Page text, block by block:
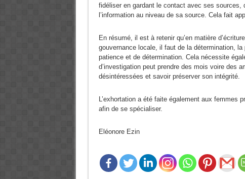
fidéliser en gardant le contact avec ses sources,
l’information au niveau de sa source. Cela fait
En résumé, il est à retenir qu’en matière
gouvernance locale, il faut de la détermination,
patience et de détermination. Cela nécessite
d’investigation peut prendre des mois voire des
désintéressées et savoir préserver son intégrité.
L’exhortation a été faite également aux femmes
afin de se spécialiser.
Eléonore Ezin